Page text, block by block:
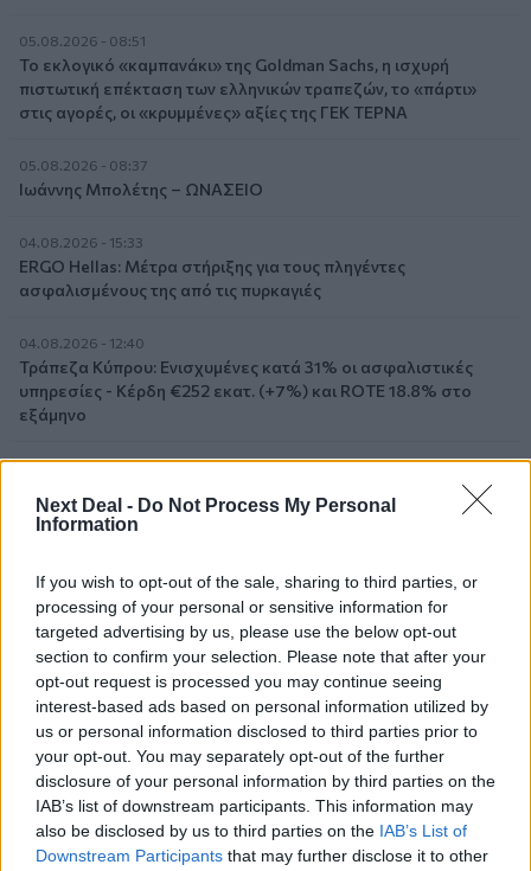
Next Deal - Do Not Process My Personal
Information
If you wish to opt-out of the sale, sharing to third parties, or
processing of your personal or sensitive information for
targeted advertising by us, please use the below opt-out
section to confirm your selection. Please note that after your
opt-out request is processed you may continue seeing
interest-based ads based on personal information utilized by
us or personal information disclosed to third parties prior to
your opt-out. You may separately opt-out of the further
disclosure of your personal information by third parties on the
IAB’s list of downstream participants. This information may
also be disclosed by us to third parties on the IAB’s List of
Downstream Participants that may further disclose it to other
05.08.2026 - 08:51
Το εκλογικό «καμπανάκι» της Goldman Sachs, η ισχυρή
πιστωτική επέκταση των ελληνικών τραπεζών, το «πάρτι»
στις αγορές, οι «κρυμμένες» αξίες της ΓΕΚ ΤΕΡΝΑ
05.08.2026 - 08:37
Ιωάννης Μπολέτης – ΩΝΑΣΕΙΟ
04.08.2026 - 15:33
ERGO Hellas: Μέτρα στήριξης για τους πληγέντες
ασφαλισμένους της από τις πυρκαγιές
04.08.2026 - 12:40
Τράπεζα Κύπρου: Ενισχυμένες κατά 31% οι ασφαλιστικές
υπηρεσίες - Κέρδη €252 εκατ. (+7%) και ROTE 18.8% στο
εξάμηνο
04.08.2026 - 11:49
Σπύρος Γεωργαράς - «ΥΓΕΙΑ» / Ερευνητικό και Θεραπευτικό
Ινστιτούτο ΟΦΘΑΛΜΟΣ
10 βασικές συμβουλές για προστασία μετά από πυρκαγιά
04.08.2026 - 11:26
Γιάννης Καντώρος – Όμιλος INTERAMERICAN
04.08.2026 - 10:14
Allianz-Εθνική: Το νέο τραπεζοασφαλιστικό δίδυμο και η
εμπειρία της Τουρκίας
04.08.2026 - 10:07
Δημόσια ευχαριστήρια επιστολή Γ. Περιστέρη προς Δρ.